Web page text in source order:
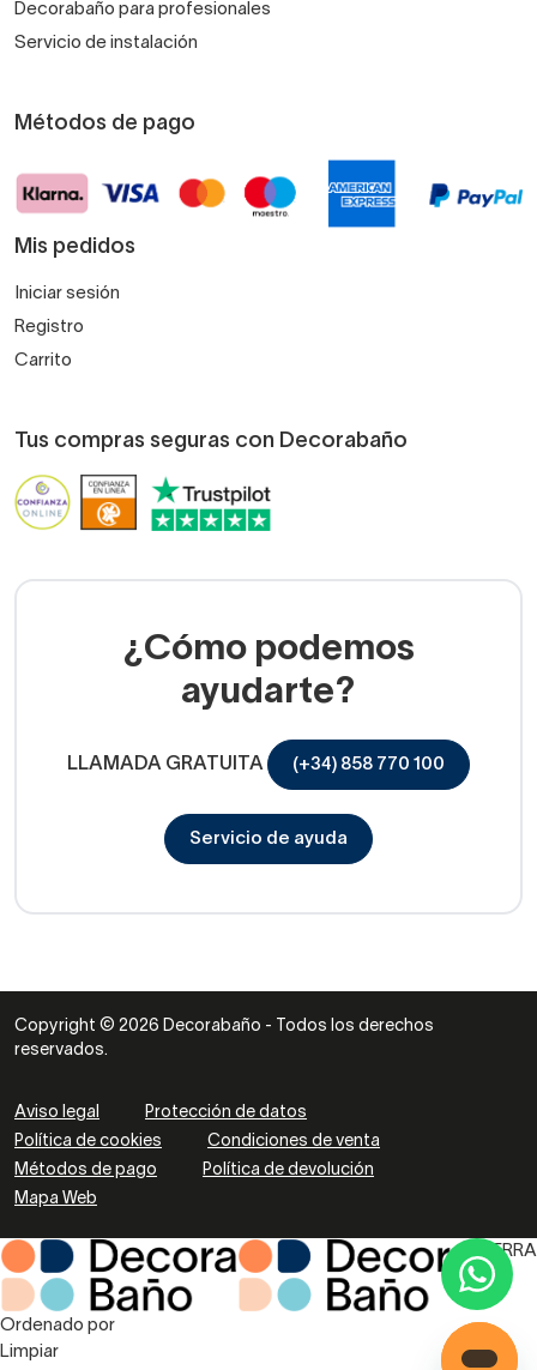
Decorabaño para profesionales
Servicio de instalación
Métodos de pago
Mis pedidos
Iniciar sesión
Registro
Carrito
Tus compras seguras con Decorabaño
¿Cómo podemos
ayudarte?
LLAMADA GRATUITA (+34) 858 770 100
Servicio de ayuda
Copyright © 2026 Decorabaño - Todos los derechos
reservados.
Aviso legal
Protección de datos
Política de cookies
Condiciones de venta
Métodos de pago
Política de devolución
Mapa Web
CIERRA
Ordenado por
Limpiar